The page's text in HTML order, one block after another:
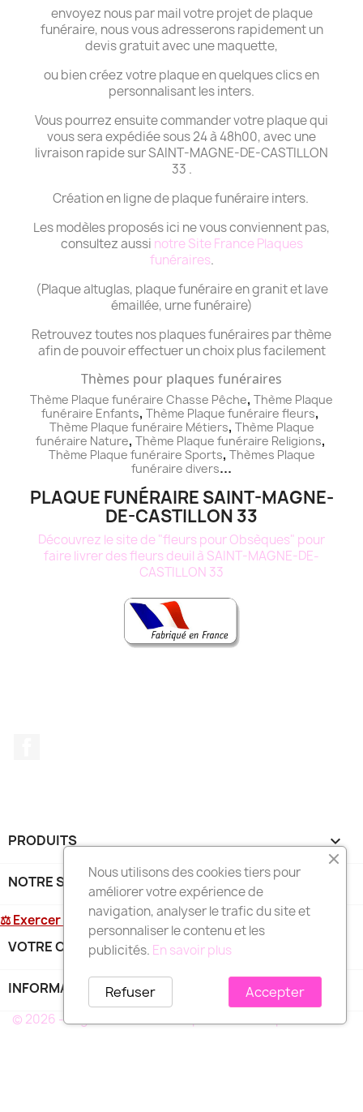
envoyez nous par mail votre projet de plaque
funéraire, nous vous adresserons rapidement un
devis gratuit avec une maquette,
ou bien créez votre plaque en quelques clics en
personnalisant les inters.
Vous pourrez ensuite commander votre plaque qui
vous sera expédiée sous 24 à 48h00, avec une
livraison rapide sur SAINT-MAGNE-DE-CASTILLON
33 .
Création en ligne de plaque funéraire inters.
Les modèles proposés ici ne vous conviennent pas,
consultez aussi notre Site France Plaques
funéraires.
(Plaque altuglas, plaque funéraire en granit et lave
émaillée, urne funéraire)
Retrouvez toutes nos plaques funéraires par thème
afin de pouvoir effectuer un choix plus facilement
Thèmes pour plaques funéraires
Thème Plaque funéraire Chasse Pêche, Thème Plaque
funéraire Enfants, Thème Plaque funéraire fleurs,
Thème Plaque funéraire Métiers, Thème Plaque
funéraire Nature, Thème Plaque funéraire Religions,
Thème Plaque funéraire Sports, Thèmes Plaque
funéraire divers...
PLAQUE FUNÉRAIRE SAINT-MAGNE-
DE-CASTILLON 33
Découvrez le site de "fleurs pour Obsèques" pour
faire livrer des fleurs deuil à SAINT-MAGNE-DE-
CASTILLON 33
PRODUITS 
NOTRE SOCIÉTÉ
⚖ Exercer mon droit de rétractation
VOTRE COMPTE
INFORMATIONS
© 2026 - Logiciel e-commerce par PrestaShop™
Nous utilisons des cookies tiers pour
améliorer votre expérience de
navigation, analyser le trafic du site et
personnaliser le contenu et les
publicités. En savoir plus
Accepter
Refuser